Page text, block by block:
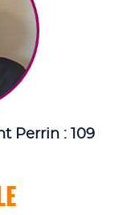
Perrin : 109